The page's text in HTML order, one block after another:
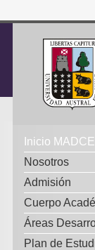
Inicio MADCE
Nosotros
Admisión
Cuerpo
Áreas
Plan de